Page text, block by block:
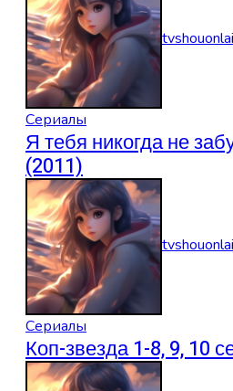
Сериалы
Я тебя никогда не
(2011)
Сериалы
Коп-звезда 1-8, 9, 10